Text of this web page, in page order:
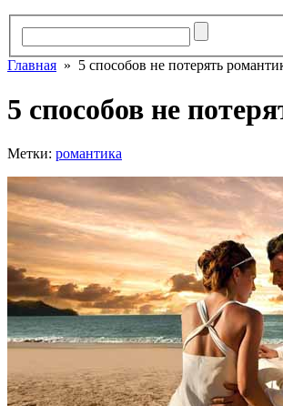
Главная » 5 способов не потерять
5 способов не
Метки: романтика